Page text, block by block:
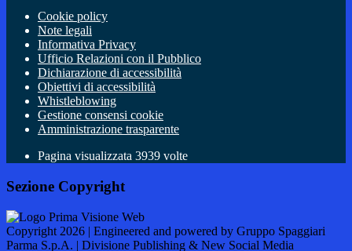
Cookie policy
Note legali
Informativa Privacy
Ufficio Relazioni con il Pubblico
Dichiarazione di accessibilità
Obiettivi di accessibilità
Whistleblowing
Gestione consensi cookie
Amministrazione trasparente
Pagina visualizzata 3939 volte
Sezione Copyright
Copyright 2026 | Engineered and powered by Gruppo Spaggiari
Parma S.p.A. | Divisione Publishing & New Social Media